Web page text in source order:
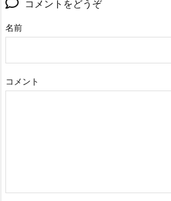
コメントをどうぞ
名前
コメント